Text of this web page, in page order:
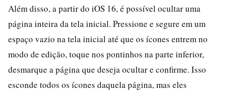
Além disso, a partir do iOS 16, é possível ocultar uma
página inteira da tela inicial. Pressione e segure em um
espaço vazio na tela inicial até que os ícones entrem no
modo de edição, toque nos pontinhos na parte inferior,
desmarque a página que deseja ocultar e confirme. Isso
esconde todos os ícones daquela página, mas eles